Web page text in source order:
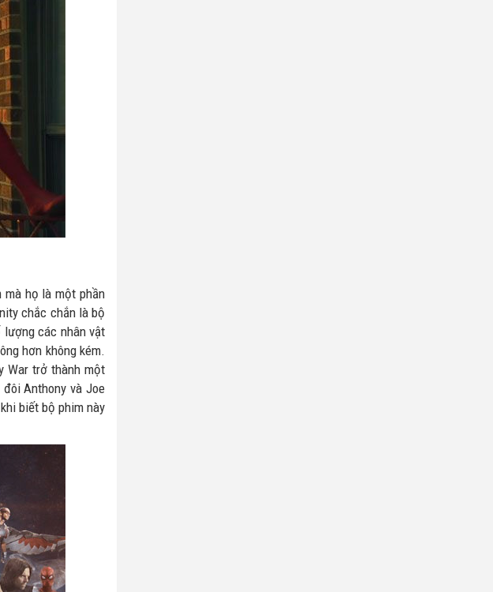
mà họ là một phần
chắc chắn là bộ
các nhân vật
hơn không kém.
War trở thành một
Anthony và Joe
biết bộ phim này